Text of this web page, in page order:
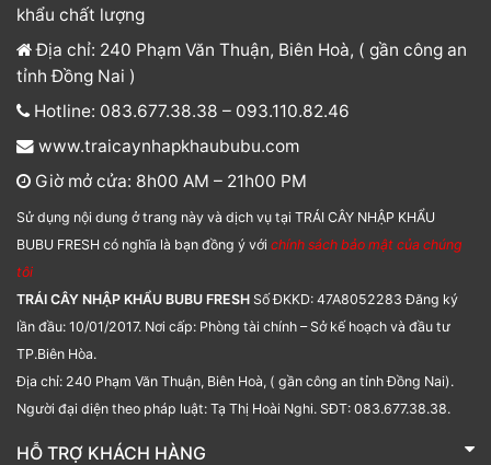
khẩu chất lượng
Địa chỉ: 240 Phạm Văn Thuận, Biên Hoà, ( gần công an
tỉnh Đồng Nai )
Hotline: 083.677.38.38 – 093.110.82.46
www.traicaynhapkhaububu.com
Giờ mở cửa: 8h00 AM – 21h00 PM
Sử dụng nội dung ở trang này và dịch vụ tại TRÁI CÂY NHẬP KHẨU
BUBU FRESH có nghĩa là bạn đồng ý với chính sách bảo mật của chúng
tôi
TRÁI CÂY NHẬP KHẨU BUBU FRESH Số ĐKKD: 47A8052283 Đăng ký
lần đầu: 10/01/2017. Nơi cấp: Phòng tài chính – Sở kế hoạch và đầu tư
TP.Biên Hòa.
Địa chỉ: 240 Phạm Văn Thuận, Biên Hoà, ( gần công an tỉnh Đồng Nai).
Người đại diện theo pháp luật: Tạ Thị Hoài Nghi. SĐT: 083.677.38.38.
HỖ TRỢ KHÁCH HÀNG